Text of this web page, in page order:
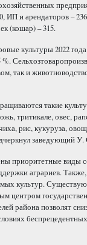
ИП и арендаторов –
(кошар) – 315.
культуры 2022
%.
так и
такие
тритикале, овес,
рис, кукуруза,
заведующий У.
приоритетные виды
аграриев.
культур.
центром
района позволят